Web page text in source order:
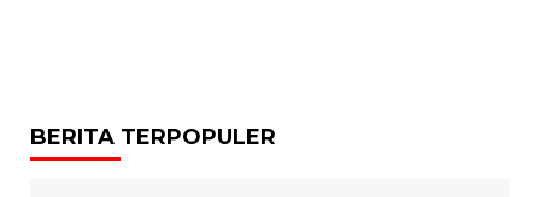
BERITA TERPOPULER